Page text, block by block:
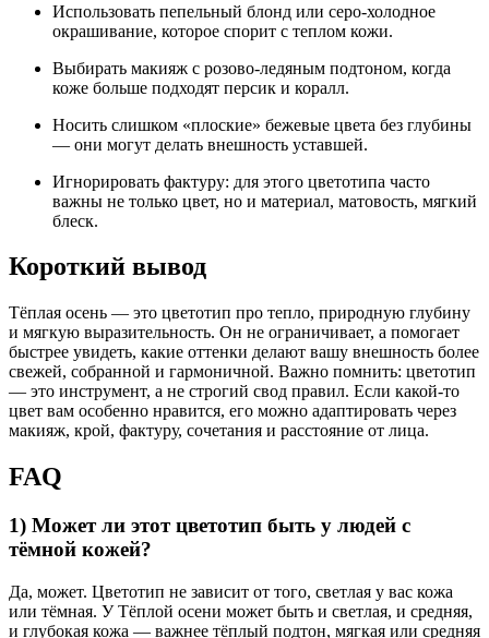
Использовать пепельный блонд или серо-холодное
окрашивание, которое спорит с теплом кожи.
Выбирать макияж с розово-ледяным подтоном, когда
коже больше подходят персик и коралл.
Носить слишком «плоские» бежевые цвета без глубины
— они могут делать внешность уставшей.
Игнорировать фактуру: для этого цветотипа часто
важны не только цвет, но и материал, матовость, мягкий
блеск.
Короткий вывод
Тёплая осень — это цветотип про тепло, природную глубину
и мягкую выразительность. Он не ограничивает, а помогает
быстрее увидеть, какие оттенки делают вашу внешность более
свежей, собранной и гармоничной. Важно помнить: цветотип
— это инструмент, а не строгий свод правил. Если какой-то
цвет вам особенно нравится, его можно адаптировать через
макияж, крой, фактуру, сочетания и расстояние от лица.
FAQ
1) Может ли этот цветотип быть у людей с
тёмной кожей?
Да, может. Цветотип не зависит от того, светлая у вас кожа
или тёмная. У Тёплой осени может быть и светлая, и средняя,
и глубокая кожа — важнее тёплый подтон, мягкая или средняя